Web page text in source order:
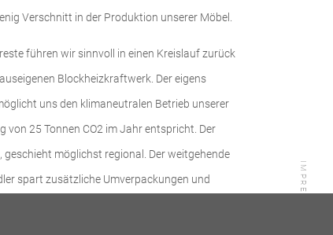
Verschnitt in der Produktion unserer Möbel.
führen wir sinnvoll in einen Kreislauf zurück
Blockheizkraftwerk. Der eigens
uns den klimaneutralen Betrieb unserer
von 25 Tonnen CO2 im Jahr entspricht. Der
möglichst regional. Der weitgehende
spart zusätzliche Umverpackungen und
IMPRESSUM